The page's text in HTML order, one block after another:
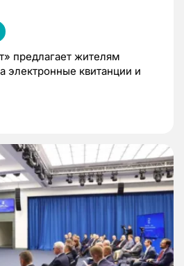
предлагает жителям
электронные квитанции и